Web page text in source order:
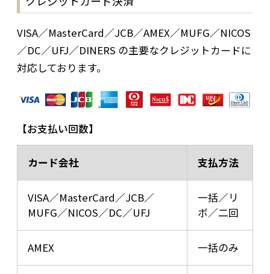
VISA／MasterCard／JCB／AMEX／MUFG／NICOS
／DC／UFJ／DINERS の主要なクレジットカードに
対応しております。
お支払い回数
カード会社 支払方法
VISA／MasterCard／JCB／
MUFG／NICOS／DC／UFJ
一括／リ
ボ／二回
AMEX 一括のみ